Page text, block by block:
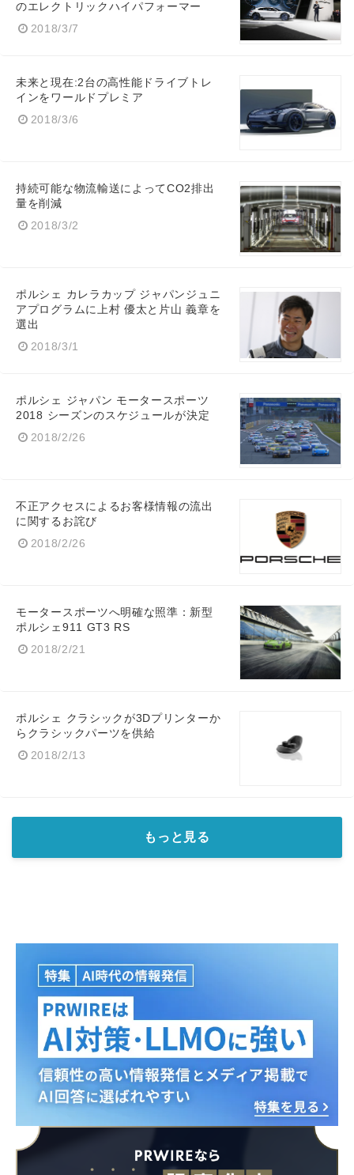
のエレクトリックハイパフォーマー
2018/3/7
未来と現在:2台の高性能ドライブトレ
インをワールドプレミア
2018/3/6
持続可能な物流輸送によってCO2排出
量を削減
2018/3/2
ポルシェ カレラカップ ジャパンジュニ
アプログラムに上村 優太と⽚⼭ 義章を
選出
2018/3/1
ポルシェ ジャパン モータースポーツ
2018 シーズンのスケジュールが決定
2018/2/26
不正アクセスによるお客様情報の流出
に関するお詫び
2018/2/26
モータースポーツへ明確な照準：新型
ポルシェ911 GT3 RS
2018/2/21
ポルシェ クラシックが3Dプリンターか
らクラシックパーツを供給
2018/2/13
もっと見る
Japanese
English